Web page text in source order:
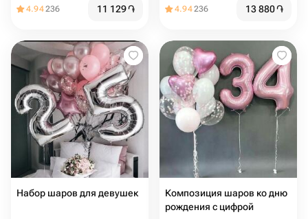
4.94236 11 129֏ 4.94236 13 880֏
Набор шаров для девушек
Композиция шаров ко дню
рождения с цифрой